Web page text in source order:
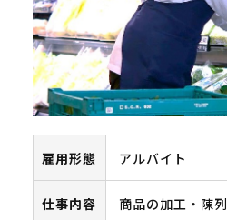
雇用形態 アルバイト
仕事内容 商品の加工・陳列